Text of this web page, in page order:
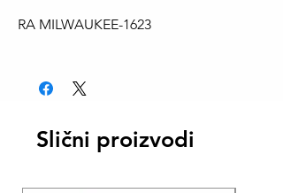
RA MILWAUKEE-1623
Slični proizvodi